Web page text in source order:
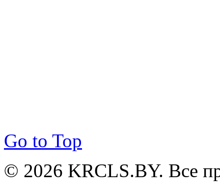
Go to Top
© 2026 KRCLS.BY. Все